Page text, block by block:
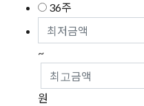
36주
~
원